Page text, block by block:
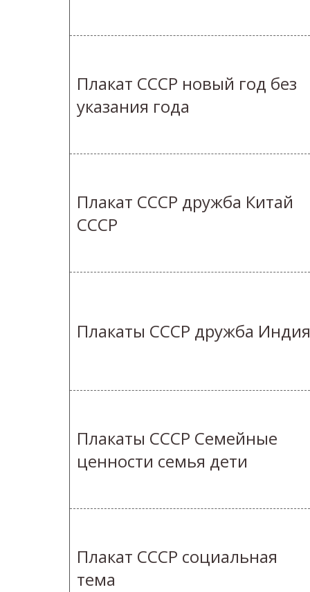
Плакат СССР новый год без
указания года
Плакат СССР дружба Китай
СССР
Плакаты СССР дружба Индия
Плакаты СССР Семейные
ценности семья дети
Плакат СССР социальная
тема